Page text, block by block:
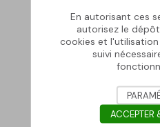
En autorisant ces
autorisez le
cookies et
suivi
ACCEPTER